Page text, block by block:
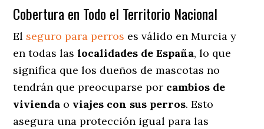
Cobertura en Todo el Territorio Nacional
El seguro para perros es válido en Murcia y
en todas laslocalidades de España, lo que
significa que los dueños de mascotas no
tendrán que preocuparse por cambios de
vivienda o viajes con sus perros. Esto
asegura una protección igual para las